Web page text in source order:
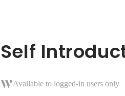
Self
Available to logged-in users only